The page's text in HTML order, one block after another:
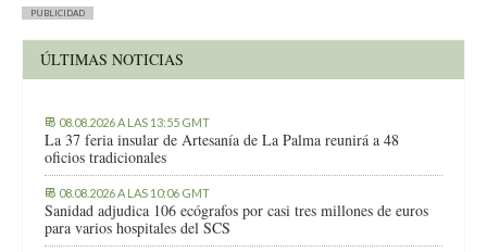
PUBLICIDAD
ÚLTIMAS NOTICIAS
08.08.2026 A LAS 13:55 GMT
La 37 feria insular de Artesanía de La Palma reunirá a 48
oficios tradicionales
08.08.2026 A LAS 10:06 GMT
Sanidad adjudica 106 ecógrafos por casi tres millones de euros
para varios hospitales del SCS